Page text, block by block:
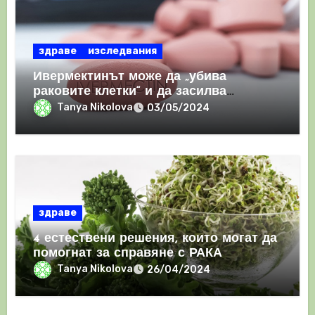
здраве изследвания
Ивермектинът може да „убива
раковите клетки“ и да засилва
имунния отговор
Tanya Nikolova 03/05/2024
здраве
4 естествени решения, които могат да
помогнат за справяне с РАКА
Tanya Nikolova 26/04/2024